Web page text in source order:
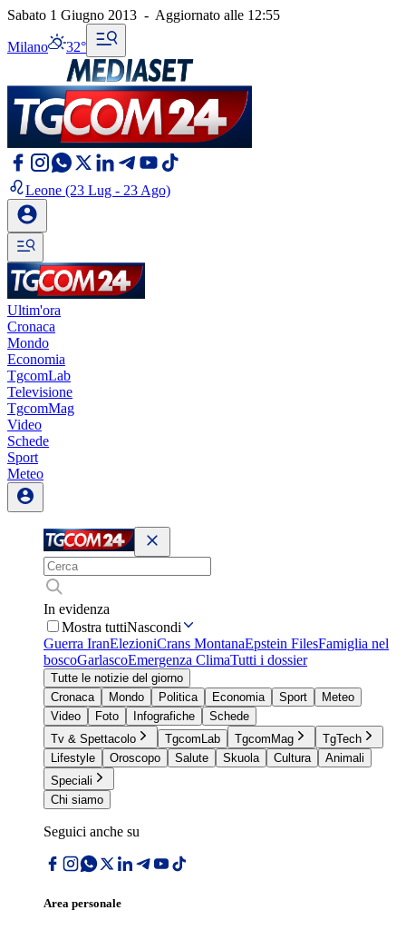
Sabato 1 Giugno 2013 - Aggiornato alle 12:55
Milano 32°
Leone (23 Lug - 23 Ago)
Ultim'ora
Cronaca
Mondo
Economia
TgcomLab
Televisione
TgcomMag
Video
Schede
Sport
Meteo
In evidenza
Mostra tuttiNascondi
Guerra IranElezioniCrans MontanaEpstein FilesFamiglia nel
boscoGarlascoEmergenza ClimaTutti i dossier
Tutte le notizie del giorno
Cronaca
Mondo Politica Economia Sport
Meteo
Video
Foto Infografiche
Schede
Tv & Spettacolo
TgcomLab TgcomMag
TgTech
Lifestyle
Oroscopo Salute Skuola Cultura
Animali
Speciali
Chi siamo
Seguici anche su
Area personale